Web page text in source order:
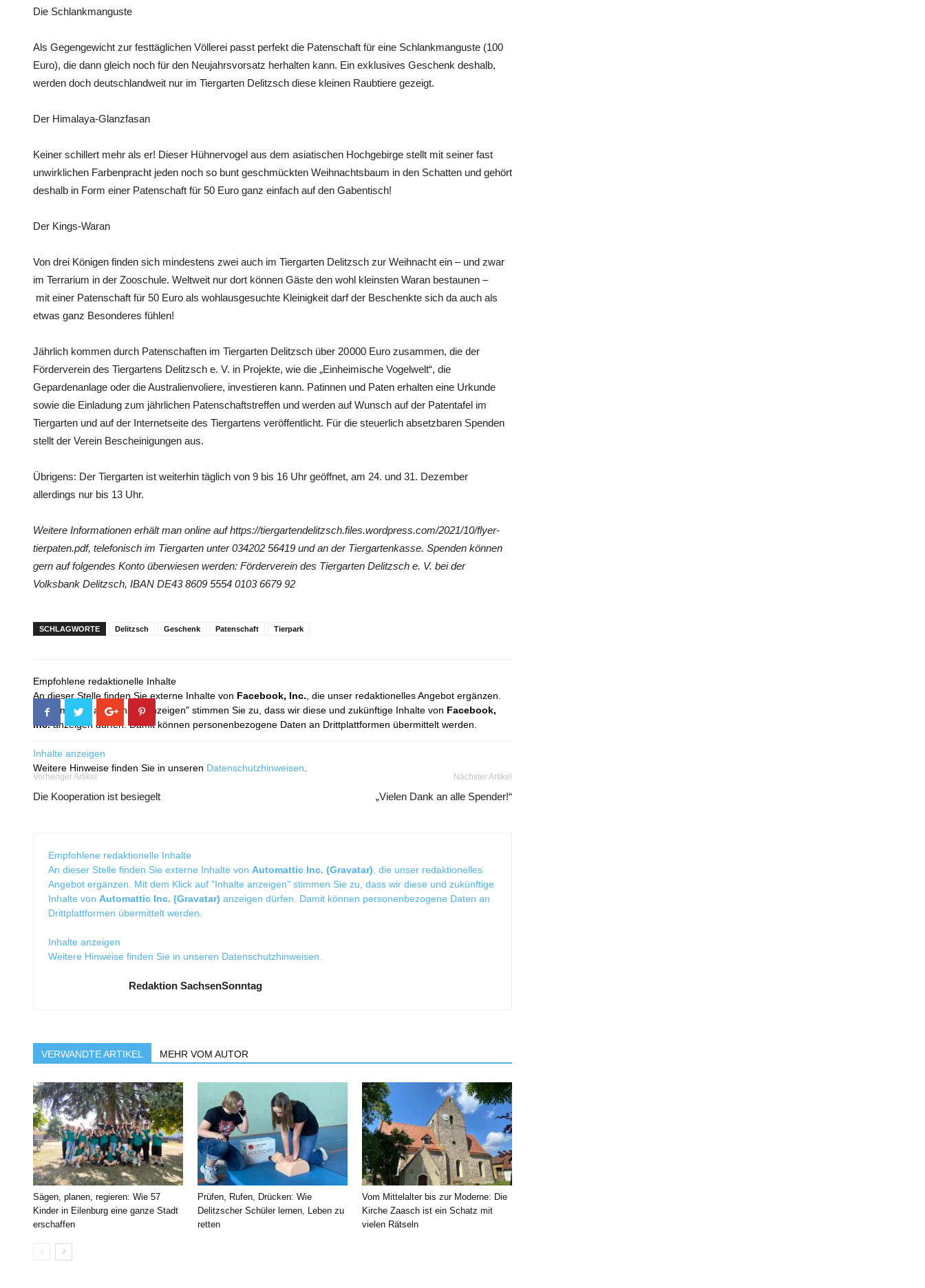
Die Schlankmanguste
Als Gegengewicht zur festtäglichen Völlerei passt perfekt die Patenschaft für eine Schlankmanguste (100
Euro), die dann gleich noch für den Neujahrsvorsatz herhalten kann. Ein exklusives Geschenk deshalb,
werden doch deutschlandweit nur im Tiergarten Delitzsch diese kleinen Raubtiere gezeigt.
Der Himalaya-Glanzfasan
Keiner schillert mehr als er! Dieser Hühnervogel aus dem asiatischen Hochgebirge stellt mit seiner fast
unwirklichen Farbenpracht jeden noch so bunt geschmückten Weihnachtsbaum in den Schatten und gehört
deshalb in Form einer Patenschaft für 50 Euro ganz einfach auf den Gabentisch!
Der Kings-Waran
Von drei Königen finden sich mindestens zwei auch im Tiergarten Delitzsch zur Weihnacht ein – und zwar
im Terrarium in der Zooschule. Weltweit nur dort können Gäste den wohl kleinsten Waran bestaunen –
mit einer Patenschaft für 50 Euro als wohlausgesuchte Kleinigkeit darf der Beschenkte sich da auch als
etwas ganz Besonderes fühlen!
Jährlich kommen durch Patenschaften im Tiergarten Delitzsch über 20 000 Euro zusammen, die der
Förderverein des Tiergartens Delitzsch e. V. in Projekte, wie die „Einheimische Vogelwelt“, die
Gepardenanlage oder die Australienvoliere, investieren kann. Patinnen und Paten erhalten eine Urkunde
sowie die Einladung zum jährlichen Patenschaftstreffen und werden auf Wunsch auf der Patentafel im
Tiergarten und auf der Internetseite des Tiergartens veröffentlicht. Für die steuerlich absetzbaren Spenden
stellt der Verein Bescheinigungen aus.
Übrigens: Der Tiergarten ist weiterhin täglich von 9 bis 16 Uhr geöffnet, am 24. und 31. Dezember
allerdings nur bis 13 Uhr.
Weitere Informationen erhält man online auf https://tiergartendelitzsch.files.wordpress.com/2021/10/flyer-
tierpaten.pdf, telefonisch im Tiergarten unter 034202 56419 und an der Tiergartenkasse. Spenden können
gern auf folgendes Konto überwiesen werden: Förderverein des Tiergarten Delitzsch e. V. bei der
Volksbank Delitzsch, IBAN DE43 8609 5554 0103 6679 92
SCHLAGWORTE Delitzsch Geschenk Patenschaft Tierpark
Empfohlene redaktionelle Inhalte
An dieser Stelle finden Sie externe Inhalte von Facebook, Inc. , die unser redaktionelles Angebot ergänzen.
Mit dem Klick auf "Inhalte anzeigen" stimmen Sie zu, dass wir diese und zukünftige Inhalte von Facebook,
Inc.anzeigen dürfen. Damit können personenbezogene Daten an Drittplattformen übermittelt werden.
Inhalte anzeigen
Weitere Hinweise finden Sie in unseren Datenschutzhinweisen
Vorheriger Artikel
Die Kooperation ist besiegelt
Nächster Artikel
„Vielen Dank an alle Spender!“
Empfohlene redaktionelle Inhalte
An dieser Stelle finden Sie externe Inhalte von Automattic Inc. (Gravatar) , die unser redaktionelles
Angebot ergänzen. Mit dem Klick auf "Inhalte anzeigen" stimmen Sie zu, dass wir diese und zukünftige
Inhalte von Automattic Inc. (Gravatar) anzeigen dürfen. Damit können personenbezogene Daten an
Drittplattformen übermittelt werden.
Inhalte anzeigen
Weitere Hinweise finden Sie in unseren Datenschutzhinweisen
Redaktion SachsenSonntag
VERWANDTE ARTIKEL MEHR VOM AUTOR
Sägen, planen, regieren: Wie 57
Kinder in Eilenburg eine ganze Stadt
erschaffen
Prüfen, Rufen, Drücken: Wie
Delitzscher Schüler lernen, Leben zu
retten
Vom Mittelalter bis zur Moderne: Die
Kirche Zaasch ist ein Schatz mit
vielen Rätseln